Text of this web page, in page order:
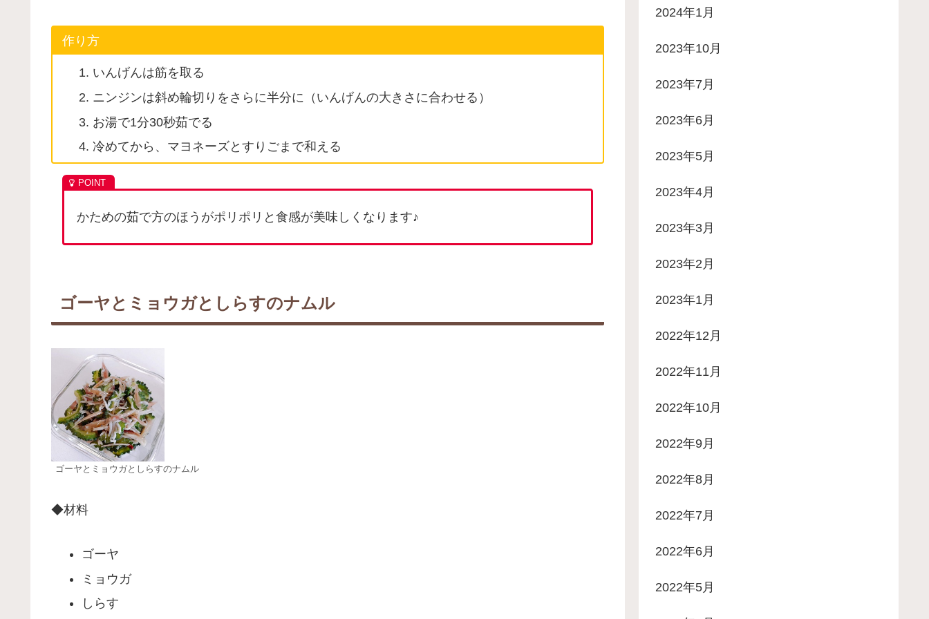
作り方
いんげんは筋を取る
ニンジンは斜め輪切りをさらに半分に（いんげんの大きさに合わせる）
お湯で1分30秒茹でる
冷めてから、マヨネーズとすりごまで和える
かための茹で方のほうがポリポリと食感が美味しくなります♪
ゴーヤとミョウガとしらすのナムル
ゴーヤとミョウガとしらすのナムル
◆材料
ゴーヤ
ミョウガ
しらす
2024年1月
2023年10月
2023年7月
2023年6月
2023年5月
2023年4月
2023年3月
2023年2月
2023年1月
2022年12月
2022年11月
2022年10月
2022年9月
2022年8月
2022年7月
2022年6月
2022年5月